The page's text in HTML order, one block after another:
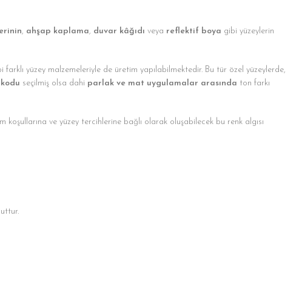
, ahşap kaplama, duvar kâğıdı veya reflektif boya gibi yüzeylerin
farklı yüzey malzemeleriyle de üretim yapılabilmektedir. Bu tür özel yüzeylerde,
seçilmiş olsa dahi parlak ve mat uygulamalar arasında ton farkı
koşullarına ve yüzey tercihlerine bağlı olarak oluşabilecek bu renk algısı